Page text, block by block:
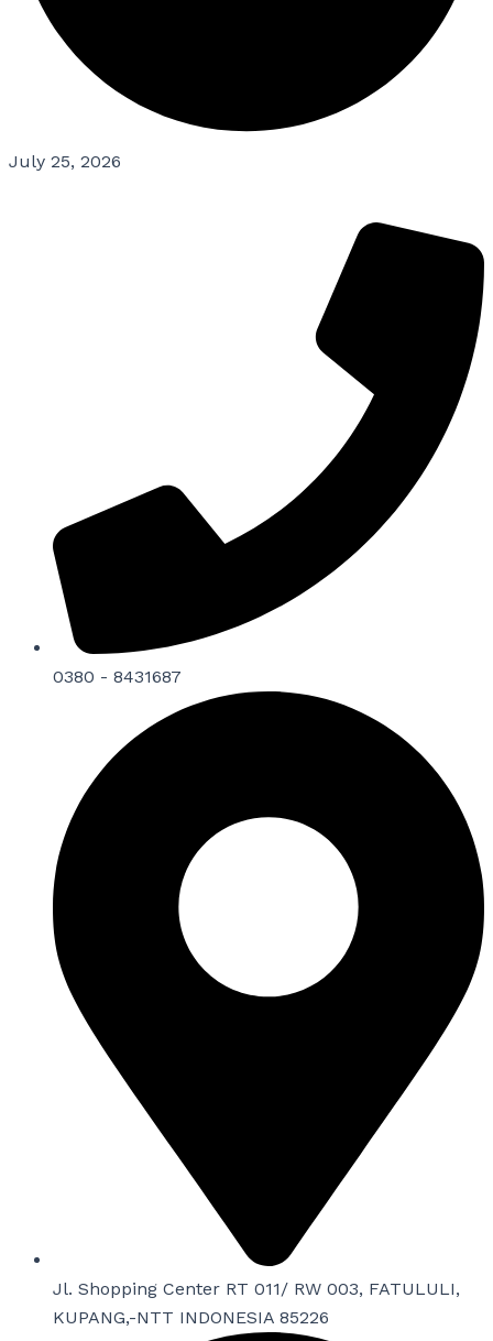
July 25, 2026
0380 - 8431687
Jl. Shopping Center RT 011/ RW 003, FATULULI,
KUPANG,-NTT INDONESIA 85226